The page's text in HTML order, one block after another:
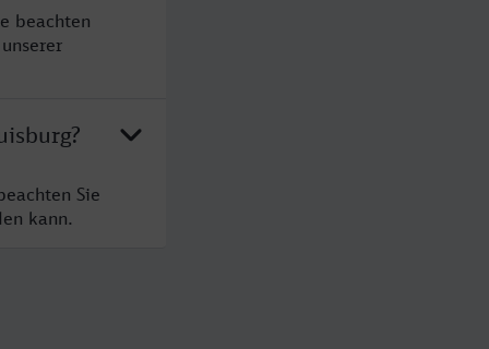
beachten
Sie
kann.